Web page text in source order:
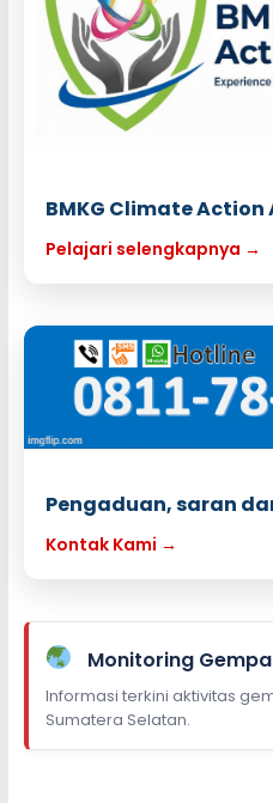
BMKG Climate
Pelajari selengkapnya →
Pengaduan, saran
Kontak Kami →
Monitoring
Informasi terkini aktivitas
Sumatera Selatan.